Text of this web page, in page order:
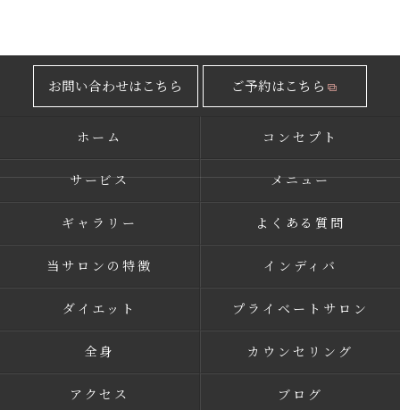
お問い合わせはこちら ご予約はこちら
ホーム コンセプト
サービス メニュー
ギャラリー よくある質問
当サロンの特徴 インディバ
ダイエット プライベートサロン
全身 カウンセリング
アクセス ブログ